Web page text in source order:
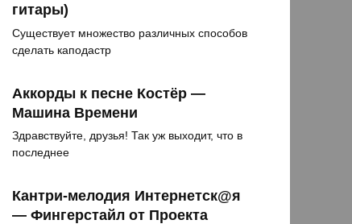
гитары)
Существует множество различных способов
сделать каподастр
Аккорды к песне Костёр —
Машина Времени
Здравствуйте, друзья! Так уж выходит, что в
последнее
Кантри-мелодия Интернетск@я
— Фингерстайл от Проекта